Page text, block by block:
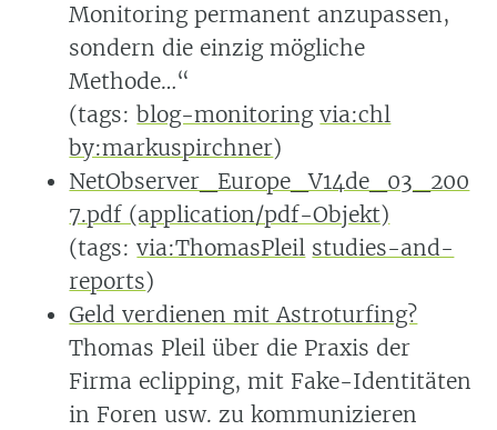
Monitoring permanent anzupassen,
sondern die einzig mögliche
Methode…“
(tags:blog-monitoring via:chl
by:markuspirchner)
NetObserver_Europe_V14de_03_200
7.pdf (application/pdf-Objekt)
(tags:via:ThomasPleil studies-and-
reports)
Geld verdienen mit Astroturfing?
Thomas Pleil über die Praxis der
Firma eclipping, mit Fake-Identitäten
in Foren usw. zu kommunizieren